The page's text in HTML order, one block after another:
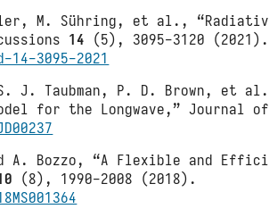
M. Sühring, et al., “Radiative
14 (5), 3095-3120 (2021).
14-3095-2021
J. Taubman, P. D. Brown, et al.,
for the Longwave,” Journal of
A. Bozzo, “A Flexible and
(8), 1990-2008 (2018).